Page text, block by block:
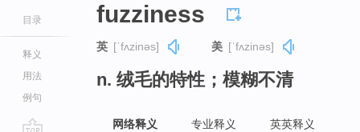
目录
释义
用法
例句
fuzziness
英 [ˈfʌzinəs] 美 [ˈfʌzinəs]
n. 绒毛的特性；模糊不清
网络释义 专业释义 英英释义